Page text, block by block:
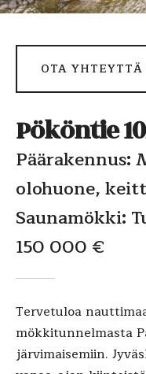
OTA
Pököntie
Päärakennus:
olohuone,
Saunamökki:
150 000 €
Tervetuloa
mökkitunnelmasta
järvimaisemiin.